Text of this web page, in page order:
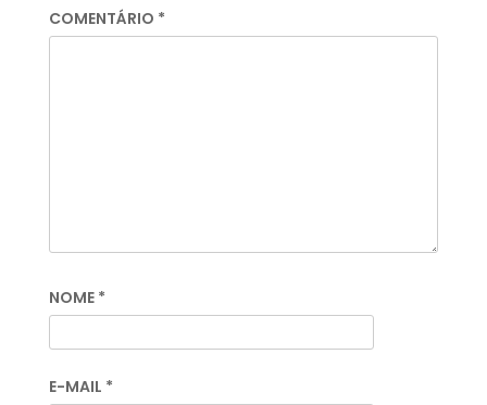
COMENTÁRIO *
NOME *
E-MAIL *